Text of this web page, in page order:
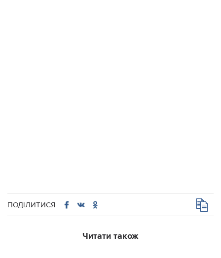
ПОДІЛИТИСЯ
Читати також